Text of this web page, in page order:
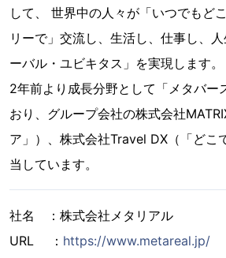
して、 世界中の人々が「いつでもど
リーで」交流し、生活し、仕事し、
ーバル・ユビキタス」を実現します。
2年前より成長分野として「メタバー
おり、グループ会社の株式会社
ア」）、株式会社Travel DX（「どこ
当しています。
社名 ：株式会社メタリアル
URL ： https://www.metareal.jp/